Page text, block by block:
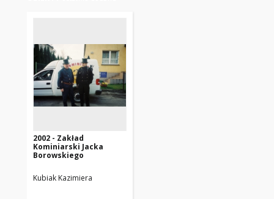
2002 - Zakład
Kominiarski Jacka
Borowskiego
Kubiak Kazimiera